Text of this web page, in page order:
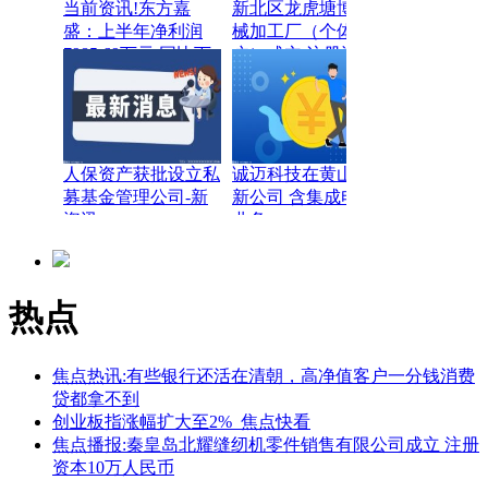
当前资讯!东方嘉
盛：上半年净利润
7985.69万元 同比下
降38.29%
新北区龙虎塘博康机
械加工厂（个体工商
户）成立 注册资本5
万人民币
人保资产获批设立私
募基金管理公司-新
资讯
诚迈科技在黄山成立
新公司 含集成电路
业务
热点
焦点热讯:有些银行还活在清朝，高净值客户一分钱消费
贷都拿不到
创业板指涨幅扩大至2%_焦点快看
焦点播报:秦皇岛北耀缝纫机零件销售有限公司成立 注册
资本10万人民币